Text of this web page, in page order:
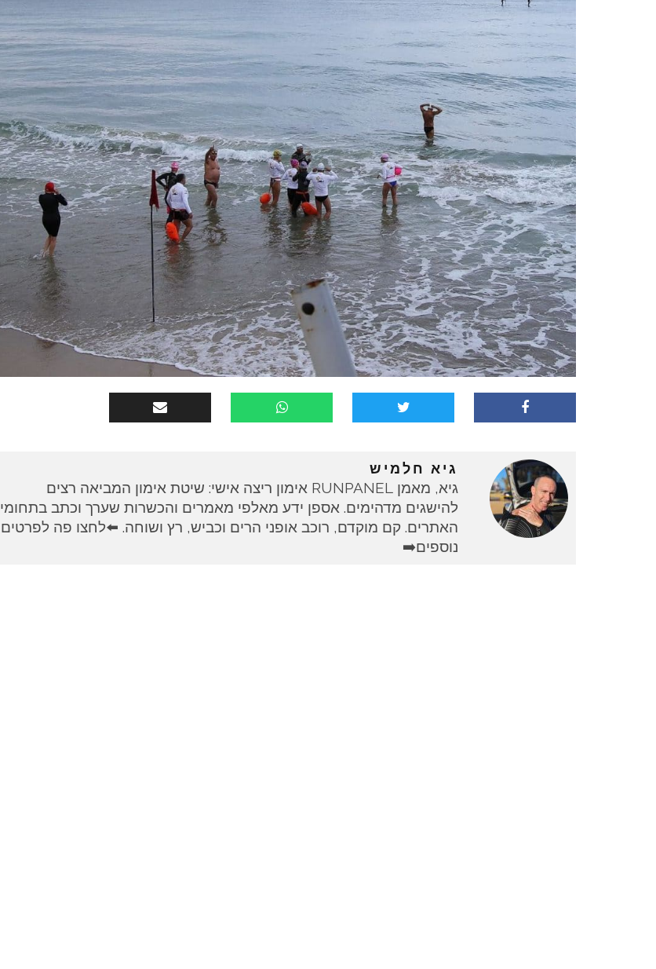
גיא חלמיש
גיא, מאמן RUNPANEL אימון ריצה אישי: שיטת אימון המביאה רצים
להישגים מדהימים. אספן ידע מאלפי מאמרים והכשרות שערך וכתב בתחומי
האתרים. קם מוקדם, רוכב אופני הרים וכביש, רץ ושוחה. ⬅️לחצו פה לפרטים
נוספים➡️